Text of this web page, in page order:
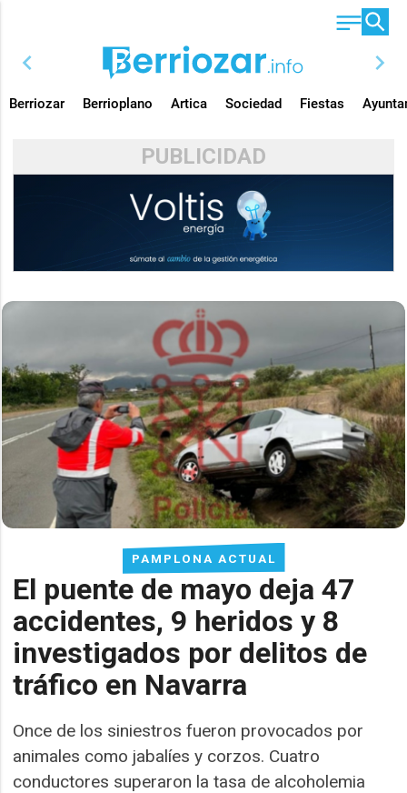
chevron_left chevron_right
Berriozar Berrioplano Artica Sociedad Fiestas
PUBLICIDAD
PAMPLONA ACTUAL
El puente de mayo deja 47
accidentes, 9 heridos y 8
investigados por delitos de
tráfico en Navarra
Once de los siniestros fueron provocados por
animales como jabalíes y corzos. Cuatro
conductores superaron la tasa de alcoholemia